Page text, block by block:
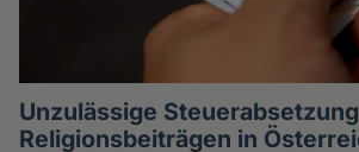
Unzulässige
Religionsbeiträgen in